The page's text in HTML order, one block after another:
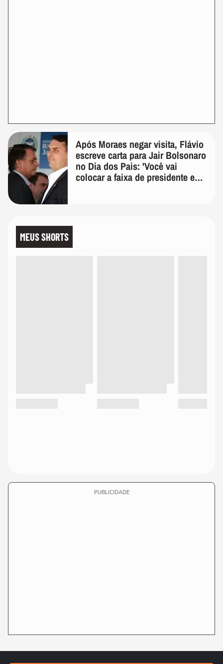
Após Moraes negar visita, Flávio
escreve carta para Jair Bolsonaro
no Dia dos Pais: 'Você vai
colocar a faixa de presidente em
MEUS SHORTS
PUBLICIDADE